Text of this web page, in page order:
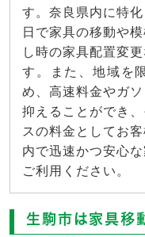
す。奈良県内に特
日で家具の移動や
し時の家具配置変
す。また、地域を
め、高速料金やガ
抑えることができ
スの料金としてお
内で迅速かつ安心
ご利用ください。
生駒市は家具移